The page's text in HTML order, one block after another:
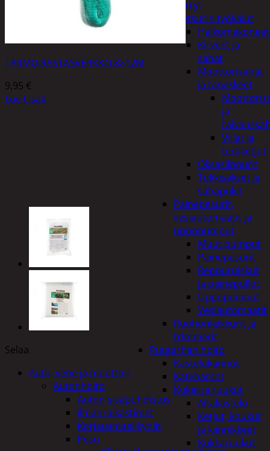
Kärryt
Metsurin työkalut
Halkomakoneet
Kirveet ja
sahat
Moottorisahat
ja tarvikkeet
ja
Viilat ja
teräketjut
Oksasilppurit
Tukkisakset ja
sahapukit
Painepesurit,
vesiautomaatit ja
uppopumput
Muut pumput
Painepesurit
Reppuruiskut
ja painepullot
Uppopumput
Vesiautomaatit
Ruohonleikkurit ja
trimmerit
Puutarhan hoito
Kastelukannut
Kateharsot
Kukat ja ruukut
Altakastelu
Ketjut, koukut
ja kiinnikkeet
Kukkaruukut
TARMO RASTASVERKKO 8×12M
9,95 €
Lue Lisää
Selaa
Auto, vene ja moottori
Autonhoito
Auton sisäpuhdistus
ilmanraikastimet
Korjausmaalikynät
Pesu